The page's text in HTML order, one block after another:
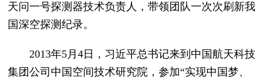
天问一号探测器技术负责人，带领团队一次次刷新我
国深空探测纪录。
2013年5月4日，习近平总书记来到中国航天科技
集团公司中国空间技术研究院，参加“实现中国梦、